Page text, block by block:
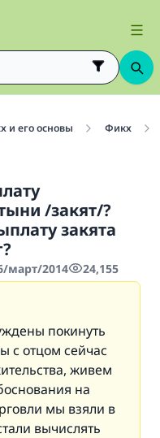
и его основы Фикх
/закят/?
закята
март/2014 24,155
покинуть
с отцом сейчас
живем
на
мы взяли в
вычислять